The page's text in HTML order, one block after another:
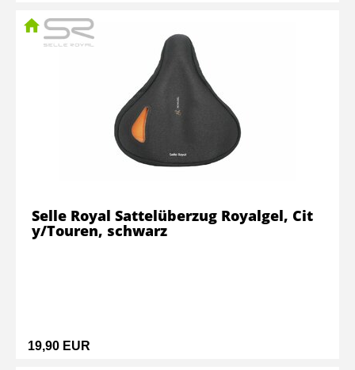
19,90 EUR
Selle Royal Sattelüberzug Royalgel, Cit
y/Touren, schwarz